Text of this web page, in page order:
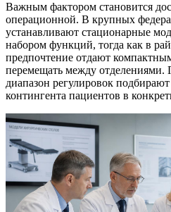
Важным фактором становится
операционной. В крупных
устанавливают стационарные
набором функций, тогда как в
предпочтение отдают
перемещать между отделениями.
диапазон регулировок
контингента пациентов в